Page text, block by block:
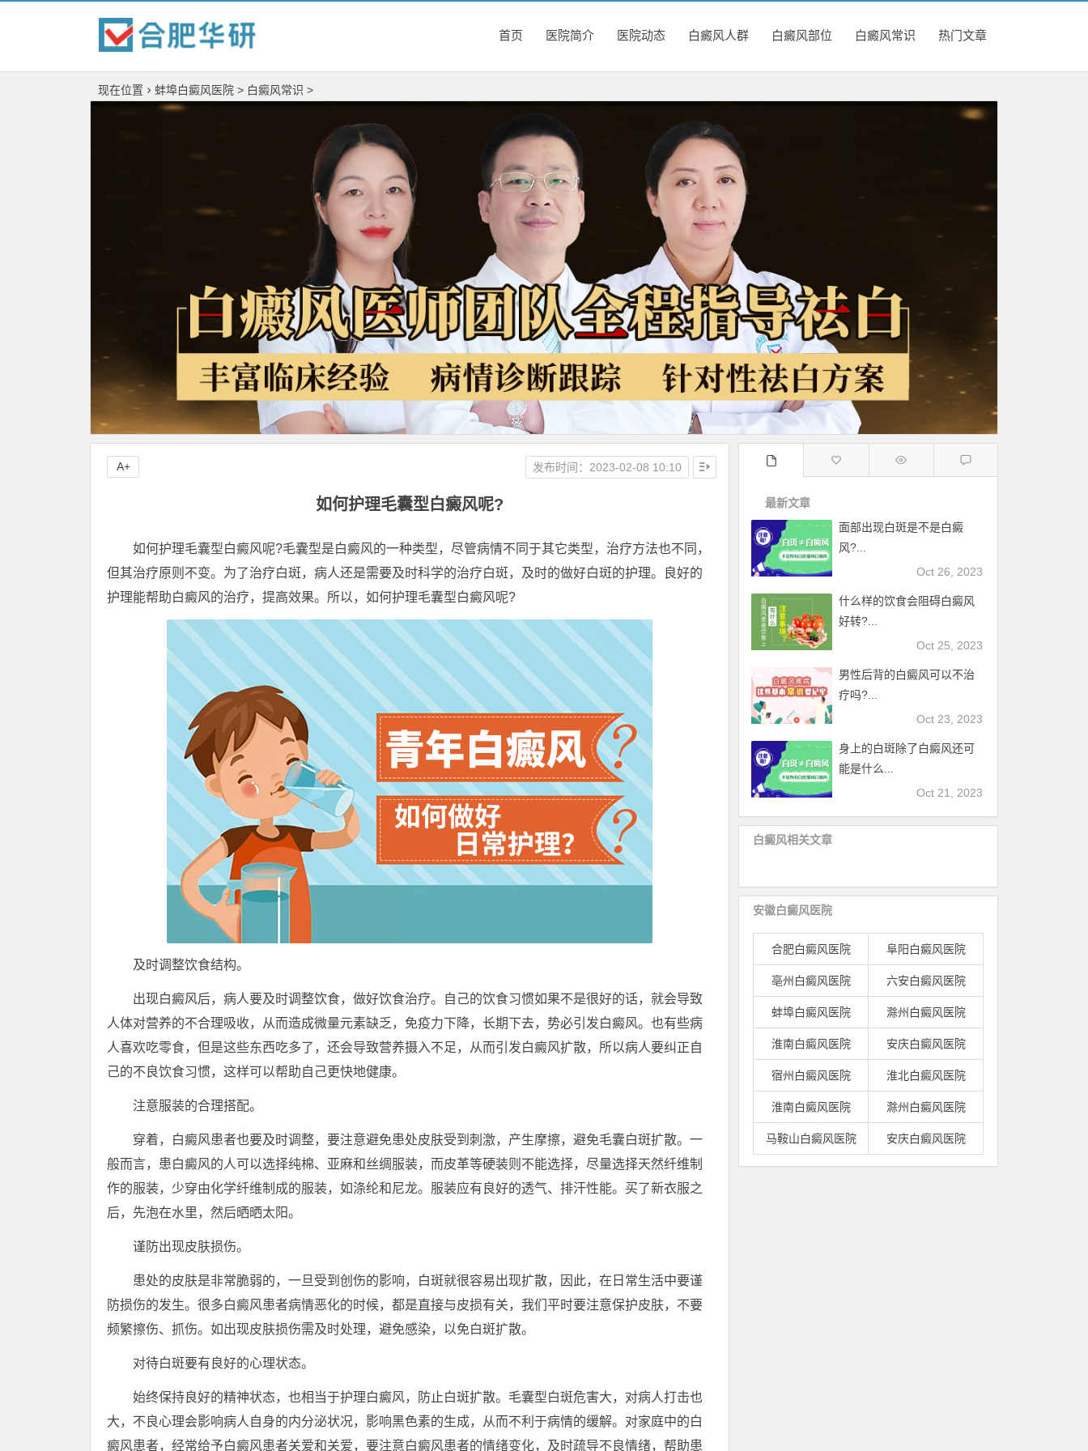
首页 医院简介 医院动态 白癜风人群 白癜风部位 白癜风常识 热门文章
现在位置 蚌埠白癜风医院 > 白癜风常识 >
如何护理毛囊型白癜风呢?
发布时间：2023-02-08 10:10
A+
如何护理毛囊型白癜风呢?毛囊型是白癜风的一种类型，尽管病情不同于其它类型，治疗方法也不同，
但其治疗原则不变。为了治疗白斑，病人还是需要及时科学的治疗白斑，及时的做好白斑的护理。良好的
护理能帮助白癜风的治疗，提高效果。所以，如何护理毛囊型白癜风呢?
及时调整饮食结构。
出现白癜风后，病人要及时调整饮食，做好饮食治疗。自己的饮食习惯如果不是很好的话，就会导致
人体对营养的不合理吸收，从而造成微量元素缺乏，免疫力下降，长期下去，势必引发白癜风。也有些病
人喜欢吃零食，但是这些东西吃多了，还会导致营养摄入不足，从而引发白癜风扩散，所以病人要纠正自
己的不良饮食习惯，这样可以帮助自己更快地健康。
注意服装的合理搭配。
穿着，白癜风患者也要及时调整，要注意避免患处皮肤受到刺激，产生摩擦，避免毛囊白斑扩散。一
般而言，患白癜风的人可以选择纯棉、亚麻和丝绸服装，而皮革等硬装则不能选择，尽量选择天然纤维制
作的服装，少穿由化学纤维制成的服装，如涤纶和尼龙。服装应有良好的透气、排汗性能。买了新衣服之
后，先泡在水里，然后晒晒太阳。
谨防出现皮肤损伤。
患处的皮肤是非常脆弱的，一旦受到创伤的影响，白斑就很容易出现扩散，因此，在日常生活中要谨
防损伤的发生。很多白癜风患者病情恶化的时候，都是直接与皮损有关，我们平时要注意保护皮肤，不要
频繁擦伤、抓伤。如出现皮肤损伤需及时处理，避免感染，以免白斑扩散。
对待白斑要有良好的心理状态。
始终保持良好的精神状态，也相当于护理白癜风，防止白斑扩散。毛囊型白斑危害大，对病人打击也
大，不良心理会影响病人自身的内分泌状况，影响黑色素的生成，从而不利于病情的缓解。对家庭中的白
癜风患者，经常给予白癜风患者关爱和关爱，要注意白癜风患者的情绪变化，及时疏导不良情绪，帮助患
最新文章
面部出现白斑是不是白癜
风?...
Oct 26, 2023
什么样的饮食会阻碍白癜风
好转?...
Oct 25, 2023
男性后背的白癜风可以不治
疗吗?...
Oct 23, 2023
身上的白斑除了白癜风还可
能是什么...
Oct 21, 2023
白癜风相关文章
安徽白癜风医院
合肥白癜风医院 阜阳白癜风医院
亳州白癜风医院 六安白癜风医院
蚌埠白癜风医院 滁州白癜风医院
淮南白癜风医院 安庆白癜风医院
宿州白癜风医院 淮北白癜风医院
淮南白癜风医院 滁州白癜风医院
马鞍山白癜风医院 安庆白癜风医院